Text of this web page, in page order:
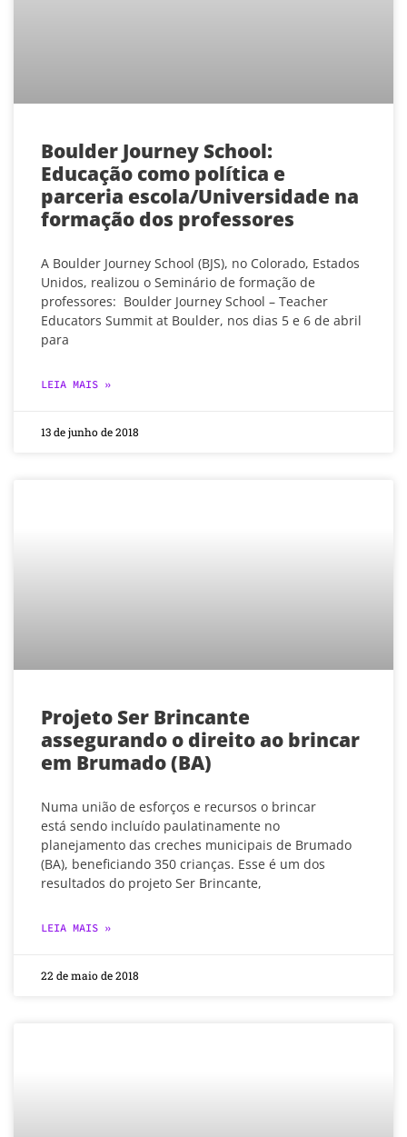
Boulder Journey School:
Educação como política e
parceria escola/Universidade na
formação dos professores
A Boulder Journey School (BJS), no Colorado, Estados
Unidos, realizou o Seminário de formação de
professores: Boulder Journey School – Teacher
Educators Summit at Boulder, nos dias 5 e 6 de abril
para
LEIA MAIS »
13 de junho de 2018
Projeto Ser Brincante
assegurando o direito ao brincar
em Brumado (BA)
Numa união de esforços e recursos o brincar
está sendo incluído paulatinamente no
planejamento das creches municipais de Brumado
(BA), beneficiando 350 crianças. Esse é um dos
resultados do projeto Ser Brincante,
LEIA MAIS »
22 de maio de 2018